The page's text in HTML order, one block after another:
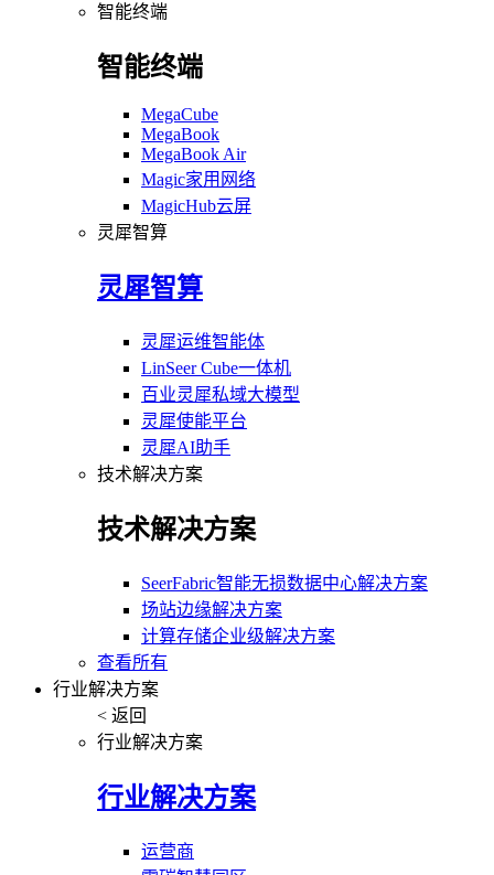
智能终端
智能终端
MegaCube
MegaBook
MegaBook Air
Magic家用网络
MagicHub云屏
灵犀智算
灵犀智算
灵犀运维智能体
LinSeer Cube一体机
百业灵犀私域大模型
灵犀使能平台
灵犀AI助手
技术解决方案
技术解决方案
SeerFabric智能无损数据中心解决方案
场站边缘解决方案
计算存储企业级解决方案
查看所有
行业解决方案
< 返回
行业解决方案
行业解决方案
运营商